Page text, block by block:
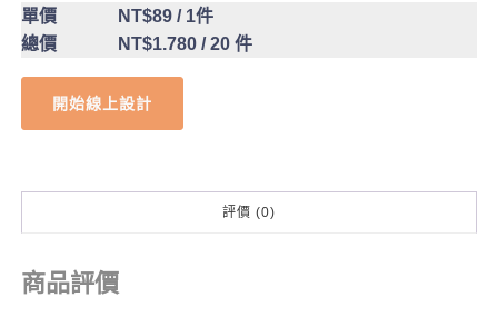
單價 NT$89/ 1件
總價
NT$1.780/ 20 件
開始線上設計
評價 (0)
商品評價